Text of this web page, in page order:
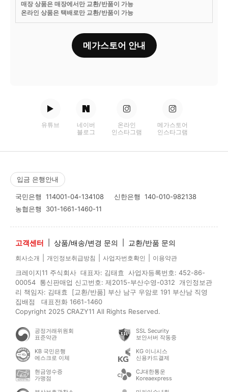
매장 상품은 매장에서만 교환/반품이 가능
온라인 상품은 택배로만 교환/반품이 가능
메가스토어 안내
유튜브
네이버
블로그
온라인
인스타그램
메가스토어
인스타그램
입금 은행안내
국민은행 114001-04-134108 신한은행 140-010-982138
농협은행 301-1661-1460-11
고객센터 상품/배송/변경 문의 교환/반품 문의
회사소개 개인정보취급방침 사업자번호확인 이용약관
크레이지11 주식회사 대표자: 김태효 사업자등록번호: 452-86-
00054 통신판매업 신고번호: 제2015-부산수영-0312 개인정보관
리 책임자: 김태효 [교환/반품] 부산 남구 우암로 191 부산남 직영
집배점 대표전화 1661-1460
Copyright 2025 CRAZY11 All Rights Reserved.
공정거래위원회
표준약관
SSL Security
보안서버 작동중
KB 국민은행
에스크로 이체
KG 이니시스
신용카드결제
현금영수증
가맹점
CJ대한통운
Koreaexpress